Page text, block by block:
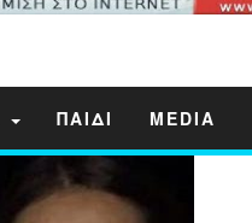
ΠΑΙΔΙ MEDIA